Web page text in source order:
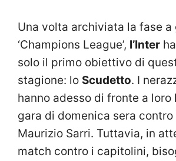
Una volta archiviata la fase a
‘Champions League’, l’Inter
solo il primo obiettivo di
stagione: lo Scudetto. I
hanno adesso di fronte a
gara di domenica sera contro
Maurizio Sarri. Tuttavia, in
match contro i capitolini,